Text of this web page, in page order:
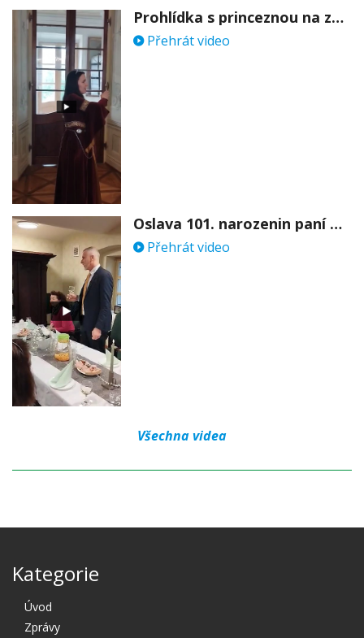
Prohlídka s princeznou na zámku Stekník
Přehrát video
Oslava 101. narozenin paní Věry Skořepové
Přehrát video
Všechna videa
Kategorie
Úvod
Zprávy